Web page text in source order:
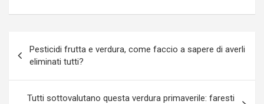
articoli
Pesticidi frutta e verdura, come faccio a sapere di averli
eliminati tutti?
Tutti sottovalutano questa verdura primaverile: faresti